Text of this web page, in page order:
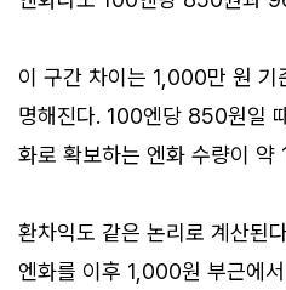
이 구간 차이는 1,000만 원 기
명해진다. 100엔당 850원일
화로 확보하는 엔화 수량이 약
환차익도 같은 논리로 계산된
엔화를 이후 1,000원 부근에